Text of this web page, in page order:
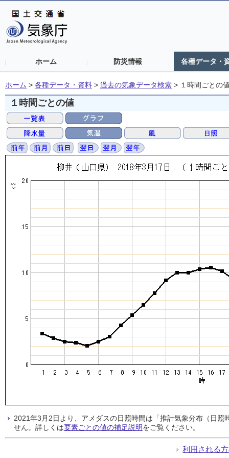
ホーム 防災情報 各種データ・
ホーム > 各種データ・資料 > 過去の気象データ検索 > １時間ごとの
１時間ごとの値
2021年3月2日より、アメダスの日照時間は「推計気象分布（日
せん。詳しくは要素ごとの値の補足説明をご覧ください。
利用される